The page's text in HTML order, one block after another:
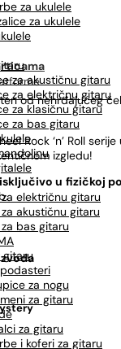
za ukulele
za ukulele
za akustičnu gitaru
za električnu gitaru
za klasičnu gitaru
za bas gitaru
električnu gitaru
akustičnu gitaru
bas gitaru
gitaru
za nogu
za gitaru
za gitaru
i koferi za gitaru
od nehrđajućeg
Rock ‘n’ Roll
izgledu!
isključivo u fizičkoj